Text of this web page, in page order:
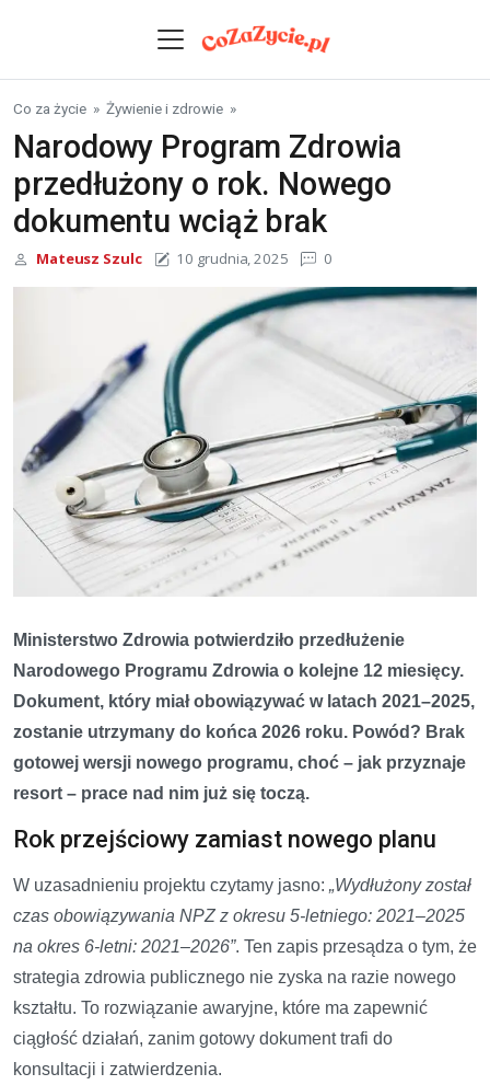
Co za życie » Żywienie i zdrowie »
Narodowy Program Zdrowia
przedłużony o rok. Nowego
dokumentu wciąż brak
Mateusz Szulc 10 grudnia, 2025 0
Ministerstwo Zdrowia potwierdziło przedłużenie
Narodowego Programu Zdrowia o kolejne 12 miesięcy.
Dokument, który miał obowiązywać w latach 2021–2025,
zostanie utrzymany do końca 2026 roku. Powód? Brak
gotowej wersji nowego programu, choć – jak przyznaje
resort – prace nad nim już się toczą.
Rok przejściowy zamiast nowego planu
W uzasadnieniu projektu czytamy jasno: „Wydłużony został
czas obowiązywania NPZ z okresu 5-letniego: 2021–2025
na okres 6-letni: 2021–2026”. Ten zapis przesądza o tym, że
strategia zdrowia publicznego nie zyska na razie nowego
kształtu. To rozwiązanie awaryjne, które ma zapewnić
ciągłość działań, zanim gotowy dokument trafi do
konsultacji i zatwierdzenia.